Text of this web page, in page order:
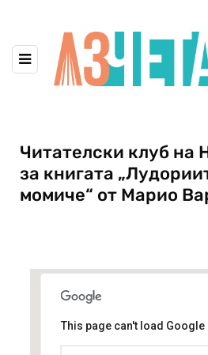
Читателски клуб на
за книгата
момиче“ от Марио
This page can't load